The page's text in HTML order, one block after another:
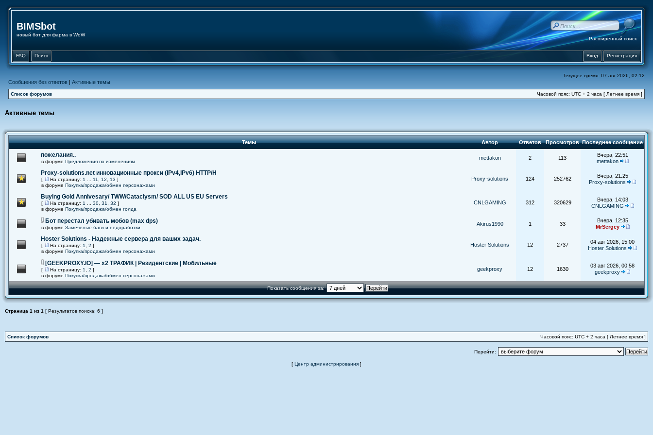
BIMSbot
новый бот для фарма в WoW
Расширенный поиск
FAQ Поиск Регистрация
Вход
Текущее время: 07 авг 2026, 02:12
Сообщения без ответов | Активные темы
Список форумов Часовой пояс: UTC + 2 часа [ Летнее время ]
Активные темы
Темы Автор Ответов ПросмотровПоследнее сообщение
пожелания..
в форуме Предложения по изменениям
mettakon 2 113
Вчера, 22:51
mettakon
Proxy-solutions.net инновационные прокси (IPv4,IPv6) НТТР/Н
[ На страницу: 1 11 12 13 ]
в форуме Покупка/продажа/обмен персонажами
Proxy-solutions 124 252762
Вчера, 21:25
Proxy-solutions
Buying Gold Annivesary/ TWW/Cataclysm/ SOD ALL US EU Servers
[ На страницу: 1 30 31 32 ]
в форуме Покупка/продажа/обмен голда
CNLGAMING 312 320629
Вчера, 14:03
CNLGAMING
Бот перестал убивать мобов (max dps)
в форуме Замеченые баги и недоработки
Akirus1990 1 33
Вчера, 12:35
MrSergey
Hoster Solutions - Надежные сервера для ваших задач.
[ На страницу: 1 2 ]
в форуме Покупка/продажа/обмен персонажами
Hoster Solutions 12 2737
04 авг 2026, 15:00
Hoster Solutions
[GEEKPROXY.IO] — x2 ТРАФИК | Резидентские | Мобильные
[ На страницу: 1 2 ]
в форуме Покупка/продажа/обмен персонажами
geekproxy 12 1630
03 авг 2026, 00:58
geekproxy
Показать сообщения за:
Страница 1 из 1 [ Результатов поиска: 6 ]
Список форумов Часовой пояс: UTC + 2 часа [ Летнее время ]
Перейти:
[ Центр администрирования ]